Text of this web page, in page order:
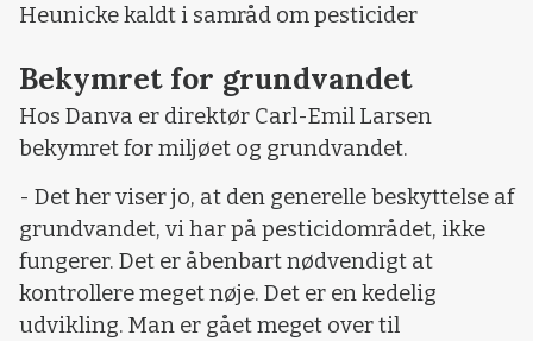
Heunicke kaldt i samråd om pesticider
Bekymret for grundvandet
Hos Danva er direktør Carl-Emil Larsen
bekymret for miljøet og grundvandet.
- Det her viser jo, at den generelle beskyttelse af
grundvandet, vi har på pesticidområdet, ikke
fungerer. Det er åbenbart nødvendigt at
kontrollere meget nøje. Det er en kedelig
udvikling. Man er gået meget over til